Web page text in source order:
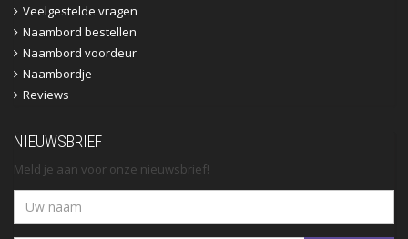
Veelgestelde vragen
Naambord bestellen
Naambord voordeur
Naambordje
Reviews
NIEUWSBRIEF
Meld je aan voor onze nieuwsbrief!